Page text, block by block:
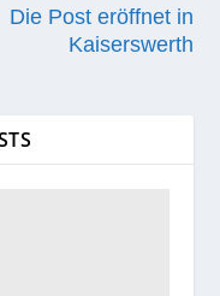
Die Post eröffnet in
Kaiserswerth